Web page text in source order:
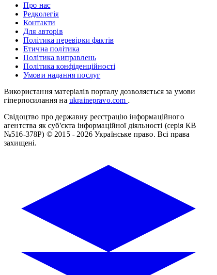
Про нас
Редколегія
Контакти
Для авторів
Політика перевірки фактів
Етична політика
Політика виправлень
Політика конфіденційності
Умови надання послуг
Використання матеріалів порталу дозволяється за умови
гіперпосилання на ukrainepravo.com .
Свідоцтво про державну реєстрацію інформаційного
агентства як суб'єкта інформаційної діяльності (серія КВ
№516-378Р) © 2015 - 2026 Українське право. Всі права
захищені.